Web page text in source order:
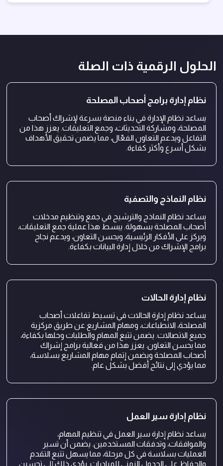
الحلول الرقمية ذات الصلة
نظام إدارة برامج أصحاب المصلحة
يساعد نظام الإدارة في بناء منصة بسرعة لإشراك أصحاب
المصلحة، ومشاركة التحديثات، وجمع التعليقات. يعزز هذا من
التفاعل ويدعم التعاون الفعّال، مما يضمن تحقيق الأهداف
بشكل أسرع وأكثر كفاءة.
نظام النماذج والتصفية
يساعد نظام النماذج والترشيح في جمع وتنظيم مدخلات
أصحاب المصلحة بسهولة. يبسط هذا عملية جمع التعليقات،
ويركز على الأفكار الرئيسية، ويحسن التعاون، ويدعم نجاح
برامج الإشراك من خلال إدارة البيانات بكفاءة.
نظام إدارة الحالات
يساعد نظام إدارة الحالات في تبسيط تفاعلات أصحاب
المصلحة، الانطباعات، ومهام المشاريع عن طريق مركزية
جميع الاتصالات. يضمن تتبع المهام والطلبات وحلها بكفاءة،
مما يحسن التعاون. يعزز هذا من فعالية برامج إشراك
أصحاب المصلحة ويضمن إتمام مهام المشاريع بسلاسة،
مما يؤدي إلى نتائج أفضل بشكل عام.
نظام إدارة سير العمل
يساعد نظام إدارة سير العمل في تنظيم المهام،
والموافقات، وتدفقات المستخدمين. يضمن أن تسير
العمليات بسلاسة في كل مرحلة، مما يسهل تتبع التقدم
والحفاظ على الجدول الزمني للمبادرات. يؤدي ذلك إلى تحسين